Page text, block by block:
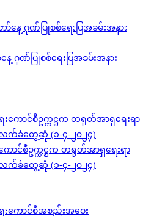
ဂုဏ်ပြုစစ်ရေးပြအခမ်းအနား
ောင်စီဥက္ကဋ္ဌက တရုတ်အာရှရေးရာ
ခံတွေ့ဆုံ (၁-၄-၂၀၂၄)